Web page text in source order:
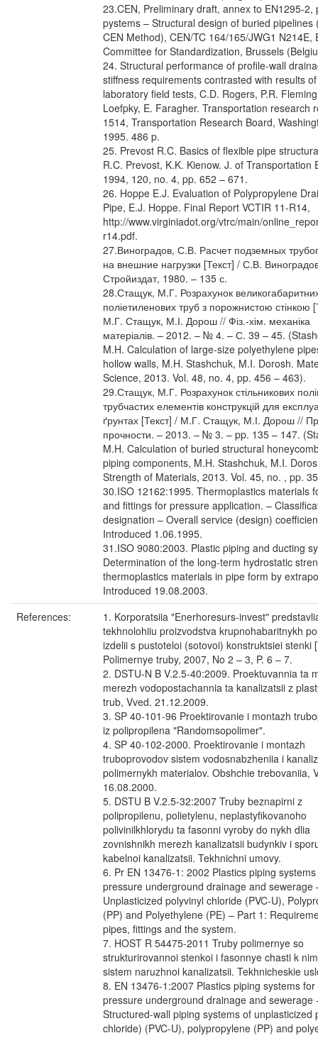
23.CEN, Preliminary draft, annex to EN1295-2,
pystems – Structural design of buried pipelines
CEN Method), CEN/TC 164/165/JWG1 N214E,
Committee for Standardization, Brussels
24. Structural performance of profile-wall
stiffness requirements contrasted with results of
laboratory field tests, C.D. Rogers, P.R.
Loefpky, E. Faragher. Transportation research
1514, Transportation Research Board,
1995. 486 p.
25. Prevost R.C. Basics of flexible pipe
R.C. Prevost, K.K. Kienow. J. of Transportation
1994, 120, no. 4, pp. 652 – 671.
26. Hoppe E.J. Evaluation of Polypropylene
Pipe, E.J. Hoppe. Final Report VCTIR 11-R14,
http://www.virginiadot.org/vtrc/main/
r14.pdf.
27.Виноградов, С.В. Расчет подземных
на внешние нагрузки [Текст] / С.В.
Стройиздат, 1980. – 135 с.
28.Стащук, М.Г. Розрахунок
поліетиленових труб з порожнистою стінкою
М.Г. Стащук, М.І. Дорош // Фіз.-хім. механіка
матеріалів. – 2012. – № 4. – С. 39 – 45.
M.H. Calculation of large-size polyethylene
hollow walls, M.H. Stashchuk, M.I. Dorosh.
Science, 2013. Vol. 48, no. 4, pp. 456 – 463).
29.Стащук, М.Г. Розрахунок стільникових
трубчастих елементів конструкцій для
ґрунтах [Текст] / М.Г. Стащук, М.І. Дорош //
прочности. – 2013. – № 3. – pp. 135 – 147.
M.H. Calculation of buried structural
piping components, M.H. Stashchuk, M.I.
Strength of Materials, 2013. Vol. 45, no. , pp.
30.ISO 12162:1995. Thermoplastics materials
and fittings for pressure application. –
designation – Overall service (design)
Introduced 1.06.1995.
31.ISO 9080:2003. Plastic piping and ducting
Determination of the long-term hydrostatic
thermoplastics materials in pipe form by
Introduced 19.08.2003.
References:
1. Korporatsiia "Enerhoresurs-invest"
tekhnolohiiu proizvodstva krupnohabaritnykh
izdelii s pustoteloi (sotovoi) konstruktsiei stenki
Polimernye truby, 2007, No 2 – 3, P. 6 – 7.
2. DSTU-N B V.2.5-40:2009. Proektuvannia ta
merezh vodopostachannia ta kanalizatsii z
trub, Vved. 21.12.2009.
3. SP 40-101-96 Proektirovanie i montazh
iz polipropilena "Randomsopolimer".
4. SP 40-102-2000. Proektirovanie i montazh
truboprovodov sistem vodosnabzheniia i
polimernykh materialov. Obshchie trebovaniia,
16.08.2000.
5. DSTU B V.2.5-32:2007 Truby beznapirni z
polipropilenu, polietylenu, neplastyfikovanoho
polivinilkhlorydu ta fasonni vyroby do nykh dlia
zovnishnikh merezh kanalizatsii budynkiv i
kabelnoi kanalizatsii. Tekhnichni umovy.
6. Pr EN 13476-1: 2002 Plastics piping
pressure underground drainage and sewerage
Unplasticized polyvinyl chloride (PVC-U),
(PP) and Polyethylene (PE) – Part 1:
pipes, fittings and the system.
7. HOST R 54475-2011 Truby polimernye so
strukturirovannoi stenkoi i fasonnye chasti k
sistem naruzhnoi kanalizatsii. Tekhnicheskie
8. EN 13476-1:2007 Plastics piping systems
pressure underground drainage and sewerage
Structured-wall piping systems of unplasticized
chloride) (PVC-U), polypropylene (PP) and